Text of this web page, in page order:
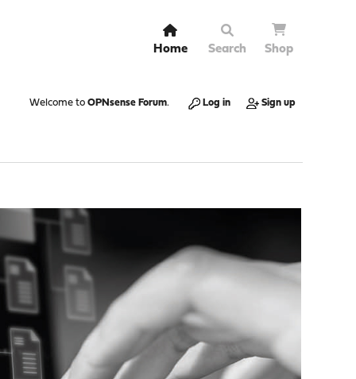
Home Search Shop
Welcome to OPNsense Forum. Log in Sign up